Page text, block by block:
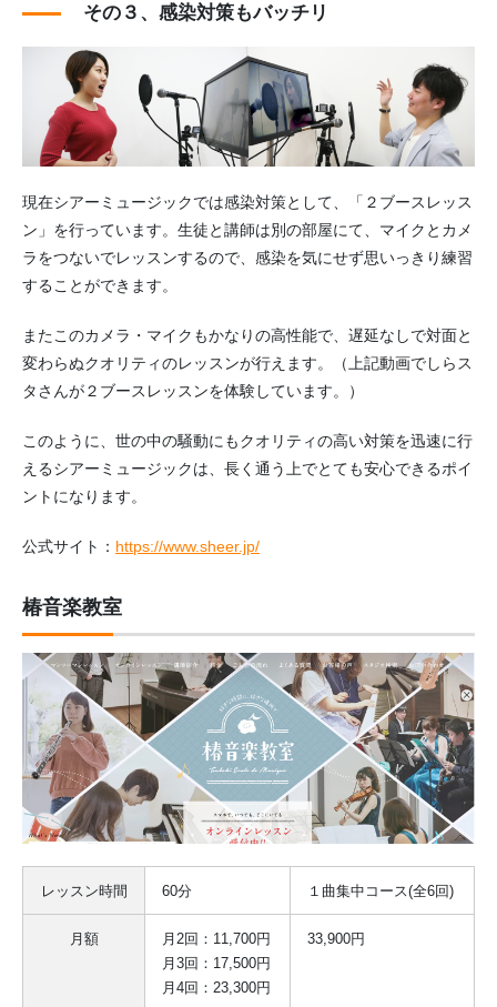
その３、感染対策もバッチリ
現在シアーミュージックでは感染対策として、「２ブースレッス
ン」を行っています。生徒と講師は別の部屋にて、マイクとカメ
ラをつないでレッスンするので、感染を気にせず思いっきり練習
することができます。
またこのカメラ・マイクもかなりの高性能で、遅延なしで対面と
変わらぬクオリティのレッスンが行えます。（上記動画でしらス
タさんが２ブースレッスンを体験しています。）
このように、世の中の騒動にもクオリティの高い対策を迅速に行
えるシアーミュージックは、長く通う上でとても安心できるポイ
ントになります。
公式サイト： https://www.sheer.jp/
椿音楽教室
レッスン時間 60分 １曲集中コース(全6回)
月額
月2回：11,700円
月3回：17,500円
月4回：23,300円
33,900円